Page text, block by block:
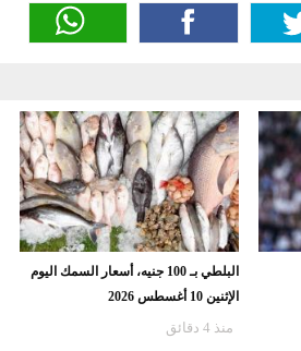
البلطي بـ 100 جنيه، أسعار السمك اليوم
الإثنين 10 أغسطس 2026
منذ 4 دقائق